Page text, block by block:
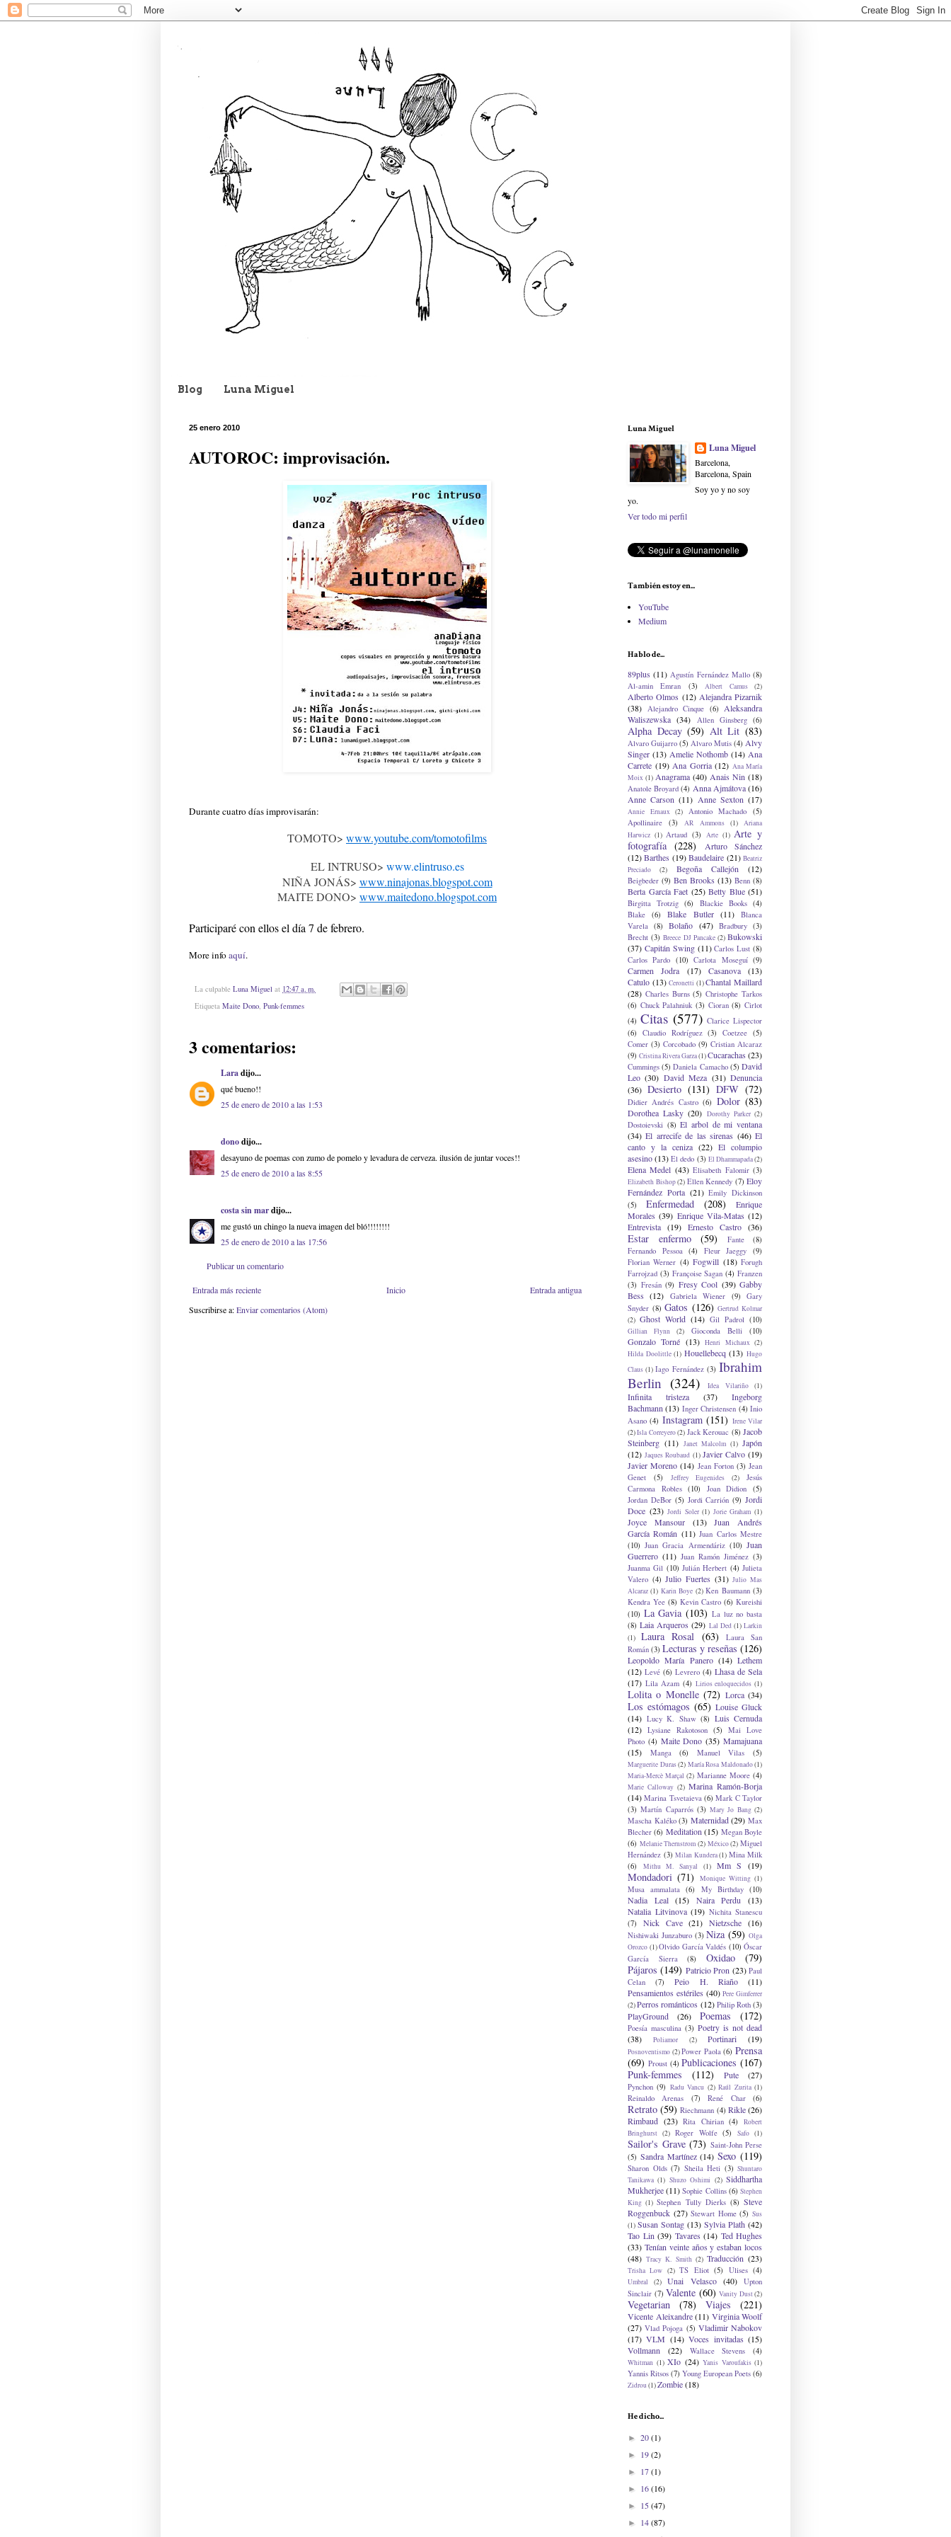
Blog Luna Miguel
25 enero 2010
AUTOROC: improvisación.
Durante cuatro días improvisarán:
TOMOTO> www.youtube.com/tomotofilms
EL INTRUSO> www.elintruso.es
NIÑA JONÁS> www.ninajonas.blogspot.com
MAITE DONO> www.maitedono.blogspot.com
Participaré con ellos el día 7 de febrero.
More infoaquí.
La culpable Luna Miguel at 12:47 a. m.
Etiqueta Maite Dono, Punk-femmes
3 comentarios:
Laradijo...
qué bueno!!
25 de enero de 2010 a las 1:53
donodijo...
desayuno de poemas con zumo de pomelo y levadura de cerveza. ilusión de juntar voces!!
25 de enero de 2010 a las 8:55
costa sin mardijo...
me gustó un chingo la nueva imagen del bló!!!!!!!!
25 de enero de 2010 a las 17:56
Publicar un comentario
Entrada más reciente Entrada antigua
Inicio
Suscribirse a:Enviar comentarios (Atom)
Luna Miguel
Luna Miguel
Barcelona,
Barcelona, Spain
Soy yo y no soy
yo.
Ver todo mi perfil
También estoy en...
YouTube
Medium
Hablo de...
89plus (11) Agustín Fernández Mallo (8)
Al-amin Emran
(3) Albert Camus (2)
Alberto Olmos (12) Alejandra Pizarnik
(38)
Alejandro Cinque (6)
Aleksandra
Waliszewska (34) Allen Ginsberg (6)
Alpha Decay (59) Alt Lit (83)
Alvaro Guijarro (5) Alvaro Mutis (4) Alvy
Singer (13) Amelie Nothomb (14) Ana
Carrete (19) Ana Gorria (12) Ana María
Moix (1) Anagrama (40) Anais Nin (18)
Anatole Broyard (4) Anna Ajmátova (16)
Anne Carson (11) Anne Sexton (17)
Annie Ernaux (2) Antonio Machado
(5)
Apollinaire
(3) AR Ammons (1)
Ariana
Harwicz (1) Artaud (3) Arte (1) Arte y
fotografía (228)
Arturo Sánchez
(12) Barthes (19) Baudelaire (21) Beatriz
Preciado
(2) Begoña Callejón (12)
Beigbeder (9) Ben Brooks (13) Benn (8)
Berta García Faet (25) Betty Blue (51)
Birgitta Trotzig (6) Blackie Books (4)
Blake
(6) Blake Butler (11)
Blanca
Varela
(8) Bolaño (47) Bradbury (3)
Brecht (3) Breece DJ Pancake (2) Bukowski
(37) Capitán Swing (11) Carlos Lust (8)
Carlos Pardo (10) Carlota Moseguí (9)
Carmen Jodra (17) Casanova
(13)
Catulo (13) Ceronetti (1) Chantal Maillard
(28) Charles Burns (5) Christophe Tarkos
(6) Chuck Palahniuk (3) Cioran (8) Cirlot
(4) Citas (577) Clarice Lispector
(6)
Claudio Rodríguez (3) Coetzee (5)
Comer (3) Corcobado (9) Cristian Alcaraz
(9) Cristina Rivera Garza(1)Cucarachas (23)
Cummings (5) Daniela Camacho (5) David
Leo (30) David Meza (31) Denuncia
(36) Desierto (131) DFW (72)
Didier Andrés Castro (6) Dolor (83)
Dorothea Lasky (20) Dorothy Parker (2)
Dostoievski (8) El arbol de mi ventana
(34) El arrecife de las sirenas (46) El
canto y la ceniza (22) El columpio
asesino(13) El dedo (3) El Dhammapada(2)
Elena Medel (43) Elisabeth Falomir (3)
Elizabeth Bishop(2) Ellen Kennedy (7) Eloy
Fernández Porta (21) Emily Dickinson
(5)
Enfermedad (208)
Enrique
Morales (39) Enrique Vila-Matas (12)
Entrevista (19) Ernesto Castro (36)
Estar enfermo (59) Fante
(8)
Fernando Pessoa
(4) Fleur Jaeggy
(9)
Florian Werner (4) Fogwill (18) Forugh
Farrojzad (3) Françoise Sagan (4) Franzen
(3) Fresán (9) Fresy Cool (39) Gabby
Bess (12) Gabriela Wiener (9)
Gary
Snyder (8) Gatos (126) Gertrud Kolmar
(2) Ghost World (14) Gil Padrol (10)
Gillian Flynn (2) Gioconda Belli (10)
Gonzalo Torné (13) Henri Michaux (2)
Hilda Doolittle (1) Houellebecq (13) Hugo
Claus (1) Iago Fernández (3) Ibrahim
Berlin (324) Idea Vilariño (1)
Infinita tristeza (37)
Ingeborg
Bachmann (13) Inger Christensen (4) Inio
Asano (4) Instagram (151) Irene Vilar
(2)Isla Correyero(2) Jack Kerouac (8) Jacob
Steinberg (11) Janet Malcolm (1) Japón
(12) Jaques Roubaud (1) Javier Calvo (19)
Javier Moreno (14) Jean Forton (3) Jean
Genet
(5) Jeffrey Eugenides (2)
Jesús
Carmona Robles
(10) Joan Didion
(5)
Jordan DeBor (5) Jordi Carrión (9) Jordi
Doce (23) Jordi Soler (1) Jorie Graham (1)
Joyce Mansour (13)
Juan Andrés
García Román (11) Juan Carlos Mestre
(10) Juan Gracia Armendáriz (10) Juan
Guerrero (11) Juan Ramón Jiménez (3)
Juanma Gil (10) Julián Herbert (4) Julieta
Valero (4) Julio Fuertes (31) Julio Mas
Alcaraz (1) Karin Boye (2) Ken Baumann (3)
Kendra Yee (8) Kevin Castro (6) Kureishi
(10) La Gavia (103) La luz no basta
(8) Laia Arqueros (29) Lal Ded (1) Larkin
(1)
Laura Rosal (63)
Laura San
Román (3) Lecturas y reseñas (126)
Leopoldo María Panero (14) Lethem
(12) Levé (6) Levrero (4) Lhasa de Sela
(17) Lila Azam (4) Lirios enloquecidos (1)
Lolita o Monelle (72) Lorca (34)
Los estómagos (65) Louise Gluck
(14) Lucy K. Shaw (8) Luis Cernuda
(12) Lysiane Rakotoson (5)
Mai Love
Photo (4) Maite Dono (35) Mamajuana
(15)
Manga (6) Manuel Vilas (5)
Marguerite Duras(2) María Rosa Maldonado(1)
Maria-Mercè Marçal (2) Marianne Moore (4)
Marie Calloway (2) Marina Ramón-Borja
(14) Marina Tsvetaieva (6) Mark C Taylor
(3) Martín Caparrós (3) Mary Jo Bang (2)
Mascha Kaléko (3) Maternidad (29) Max
Blecher (6) Meditation (15) Megan Boyle
(6) Melanie Thernstrom (2) México (2) Miguel
Hernández (3) Milan Kundera(1) Mina Milk
(6)
Mithu M. Sanyal (1) Mm S (19)
Mondadori (71) Monique Witting (1)
Musa ammalata (6) My Birthday (10)
Nadia Leal (15) Naira Perdu
(13)
Natalia Litvinova (19) Nichita Stanescu
(7)
Nick Cave (21) Nietzsche (16)
Nishiwaki Junzaburo (3) Niza (59) Olga
Orozco (1)Olvido García Valdés (10) Óscar
García Sierra
(8) Oxidao
(79)
Pájaros (149) Patricio Pron (23) Paul
Celan
(7) Peio H. Riaño
(11)
Pensamientos estériles (40) Pere Gimferrer
(2)Perros románticos (12) Philip Roth (3)
PlayGround (26) Poemas (172)
Poesía masculina (3) Poetry is not dead
(38)
Poliamor (2) Portinari (19)
Posnoventismo (2) Power Paola (6) Prensa
(69) Proust (4) Publicaciones (167)
Punk-femmes
(112) Pute (27)
Pynchon (9) Radu Vancu (2) Raúl Zurita (1)
Reinaldo Arenas (7) René Char (6)
Retrato (59) Riechmann (4) Rikle (26)
Rimbaud (23) Rita Chirian (4)
Robert
Bringhurst (2) Roger Wolfe (5) Safo (1)
Sailor's Grave (73) Saint-John Perse
(5) Sandra Martínez (14) Sexo (119)
Sharon Olds (7) Sheila Heti (3) Shuntaro
Tanikawa (1) Shuzo Oshimi (2) Siddhartha
Mukherjee (11) Sophie Collins (6) Stephen
King (1) Stephen Tully Dierks (8) Steve
Roggenbuck (27) Stewart Home (5) Sus
(1) Susan Sontag (13) Sylvia Plath (42)
Tao Lin (39) Tavares (14) Ted Hughes
(33) Tenían veinte años y estaban locos
(48) Tracy K. Smith (2) Traducción (23)
Trisha Low (2) TS Eliot (5) Ulises (4)
Umbral (2) Unai Velasco (40)
Upton
Sinclair (7) Valente (60) Vanity Dust(2)
Vegetarian (78) Viajes (221)
Vicente Aleixandre (11) Virginia Woolf
(27) Vlad Pojoga (5) Vladimir Nabokov
(17) VLM (14) Voces invitadas (15)
Vollmann
(22) Wallace Stevens (4)
Whitman (1) XIo (24) Yanis Varoufakis (1)
Yannis Ritsos (7) Young European Poets (6)
Zidrou(1)Zombie(18)
He dicho...
► 20(1)
► 19(2)
► 17(1)
► 16(16)
► 15(47)
► 14(87)